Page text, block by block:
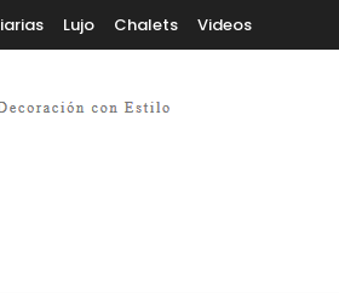
Lujo Chalets Videos